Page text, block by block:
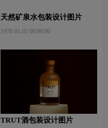
天然矿泉水包装设计图片
1970-01-01 08:00:00
TRUT酒包装设计图片